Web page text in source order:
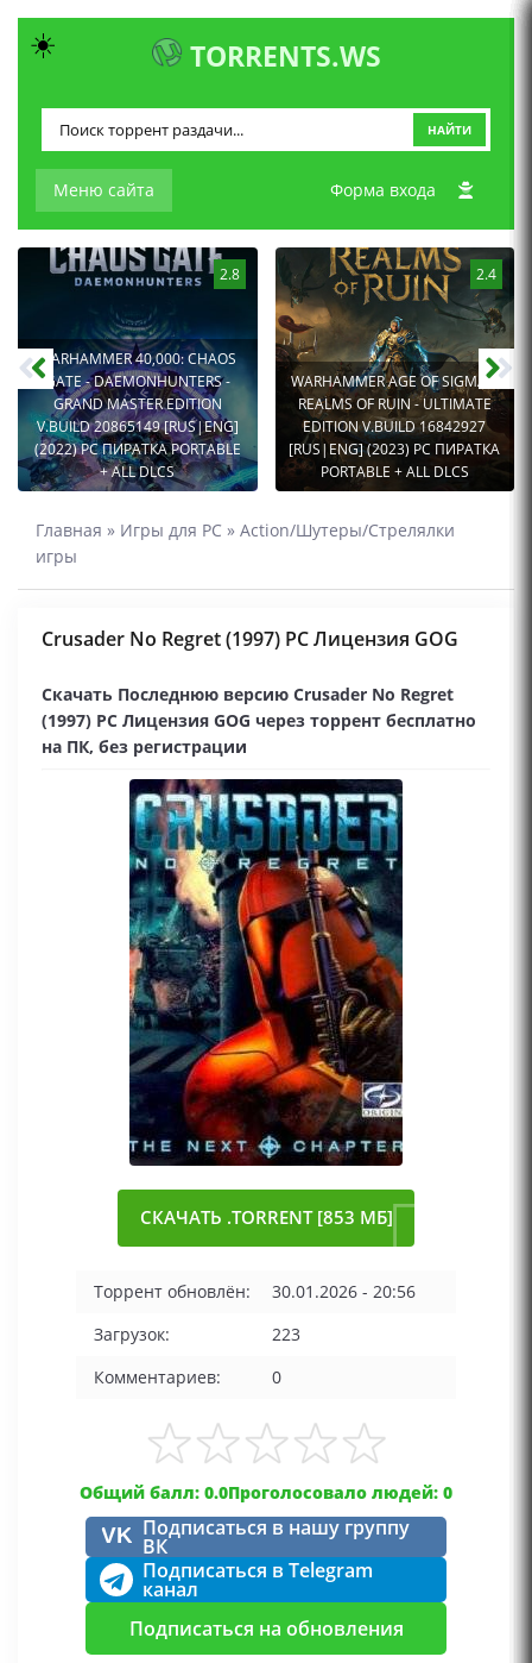
TORRENTS.WS
Меню сайта
НАЙТИ
Форма входа
2.8
WARHAMMER 40,000: CHAOS
GATE - DAEMONHUNTERS -
GRAND MASTER EDITION
V.BUILD 20865149 [RUS|ENG]
(2022) PC ПИРАТКА PORTABLE
+ ALL DLCS
2.4
WARHAMMER AGE OF SIGMAR:
REALMS OF RUIN - ULTIMATE
EDITION V.BUILD 16842927
[RUS|ENG] (2023) PC ПИРАТКА
PORTABLE + ALL DLCS
Главная » Игры для PC » Action/Шутеры/Стрелялки
игры
Crusader No Regret (1997) PC Лицензия GOG
Скачать Последнюю версию Crusader No Regret
(1997) PC Лицензия GOG через торрент бесплатно
на ПК, без регистрации
СКАЧАТЬ .TORRENT [853 МБ]
Торрент обновлён:
30.01.2026 - 20:56
Загрузок:
223
Комментариев:
0
Общий балл: 0.0Проголосовало людей: 0
VK Подписаться в нашу группу
ВК
Подписаться в Telegram
канал
Подписаться на обновления
☀️